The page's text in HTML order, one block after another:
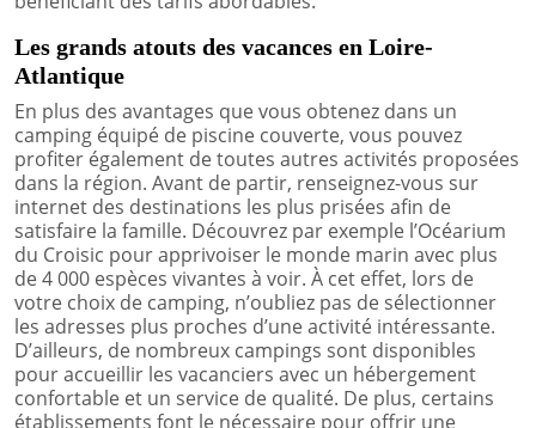
Les grands atouts des vacances en Loire-
Atlantique
En plus des avantages que vous obtenez dans un
camping équipé de piscine couverte, vous pouvez
profiter également de toutes autres activités proposées
dans la région. Avant de partir, renseignez-vous sur
internet des destinations les plus prisées afin de
satisfaire la famille. Découvrez par exemple l’Océarium
du Croisic pour apprivoiser le monde marin avec plus
de 4 000 espèces vivantes à voir. À cet effet, lors de
votre choix de camping, n’oubliez pas de sélectionner
les adresses plus proches d’une activité intéressante.
D’ailleurs, de nombreux campings sont disponibles
pour accueillir les vacanciers avec un hébergement
confortable et un service de qualité. De plus, certains
établissements font le nécessaire pour offrir une